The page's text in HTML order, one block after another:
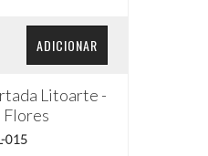
ADICIONAR
Litoarte -
Flores
015